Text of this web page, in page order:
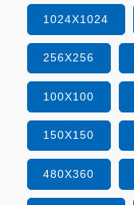
1024X1024
256X256
100X100
150X150
480X360